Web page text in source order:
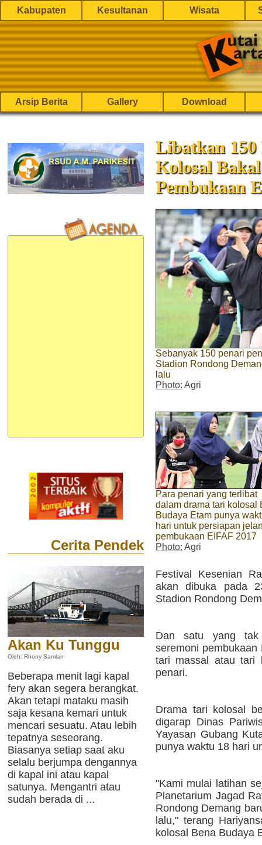
Kabupaten Kesultanan Wisata
Arsip Berita Gallery Download
Cerita Pendek
Akan Ku Tunggu
Oleh: Rhony Samlan
Beberapa menit lagi kapal
fery akan segera berangkat.
Akan tetapi mataku masih
saja kesana kemari untuk
mencari sesuatu. Atau lebih
tepatnya seseorang.
Biasanya setiap saat aku
selalu berjumpa dengannya
di kapal ini atau kapal
satunya. Mengantri atau
sudah berada di ...
Libatkan 150
Kolosal
Pembukaan
Sebanyak 150 penari
Stadion Rondong
lalu
Photo: Agri
Para penari yang terlibat
dalam drama tari kolosal
Budaya Etam punya
hari untuk persiapan
pembukaan EIFAF 2017
Photo: Agri
Festival Kesenian
akan dibuka pada
Stadion Rondong
Dan satu yang tak
seremoni
tari massal atau tari
penari.
Drama tari kolosal
digarap Dinas
Yayasan Gubang
punya waktu 18 hari
"Kami mulai latihan
Planetarium Jagad
Rondong Demang
lalu," terang
kolosal Bena Budaya